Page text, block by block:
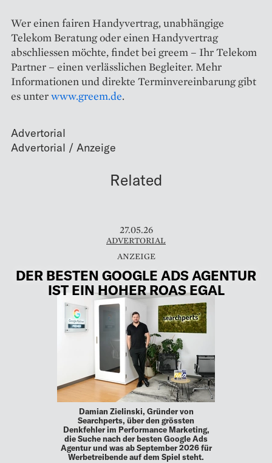
Wer einen fairen Handyvertrag, unabhängige
Telekom Beratung oder einen Handyvertrag
abschliessen möchte, findet bei greem – Ihr Telekom
Partner – einen verlässlichen Begleiter. Mehr
Informationen und direkte Terminvereinbarung gibt
es unterwww.greem.de.
Advertorial
Related
27.05.26
ADVERTORIAL
DER BESTEN GOOGLE ADS AGENTUR
IST EIN HOHER ROAS EGAL
Damian Zielinski, Gründer von
Searchperts, über den grössten
Denkfehler im Performance Marketing,
die Suche nach der besten Google Ads
Agentur und was ab September 2026 für
Werbetreibende auf dem Spiel steht.